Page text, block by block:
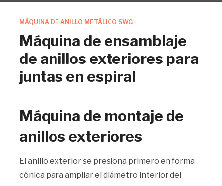
MÁQUINA DE ANILLO METÁLICO SWG
Máquina de ensamblaje
de anillos exteriores para
juntas en espiral
Máquina de montaje de
anillos exteriores
El anillo exterior se presiona primero en forma
cónica para ampliar el diámetro interior del